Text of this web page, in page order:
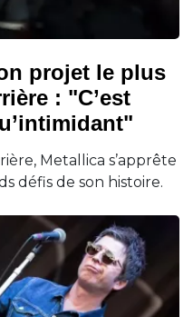
projet le plus
: "C’est
Metallica s’apprête
défis de son histoire.